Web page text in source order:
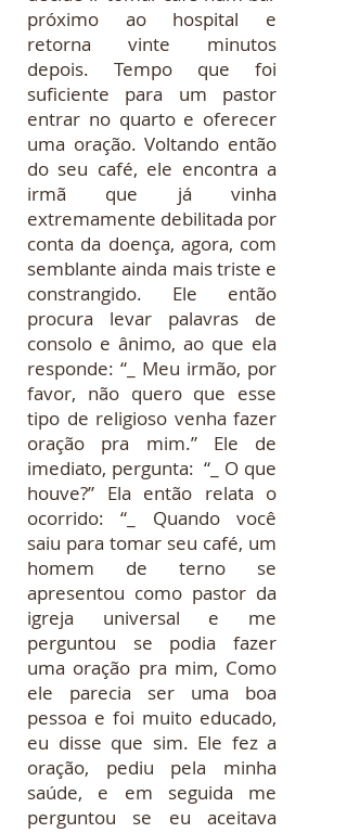
próximo ao hospital e
retorna vinte minutos
depois. Tempo que foi
suficiente para um pastor
entrar no quarto e oferecer
uma oração. Voltando então
do seu café, ele encontra a
irmã que já vinha
extremamente debilitada por
conta da doença, agora, com
semblante ainda mais triste e
constrangido. Ele então
procura levar palavras de
consolo e ânimo, ao que ela
responde: “_ Meu irmão, por
favor, não quero que esse
tipo de religioso venha fazer
oração pra mim.” Ele de
imediato, pergunta: “_ O que
houve?” Ela então relata o
ocorrido: “_ Quando você
saiu para tomar seu café, um
homem de terno se
apresentou como pastor da
igreja universal e me
perguntou se podia fazer
uma oração pra mim, Como
ele parecia ser uma boa
pessoa e foi muito educado,
eu disse que sim. Ele fez a
oração, pediu pela minha
saúde, e em seguida me
perguntou se eu aceitava